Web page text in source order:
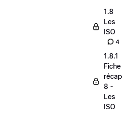
1.8
Les
ISO
4
1.8.1
Fiche
récap
8 -
Les
ISO